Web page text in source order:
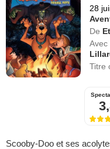
28
De
Avec
Titre
Scooby-Doo et ses